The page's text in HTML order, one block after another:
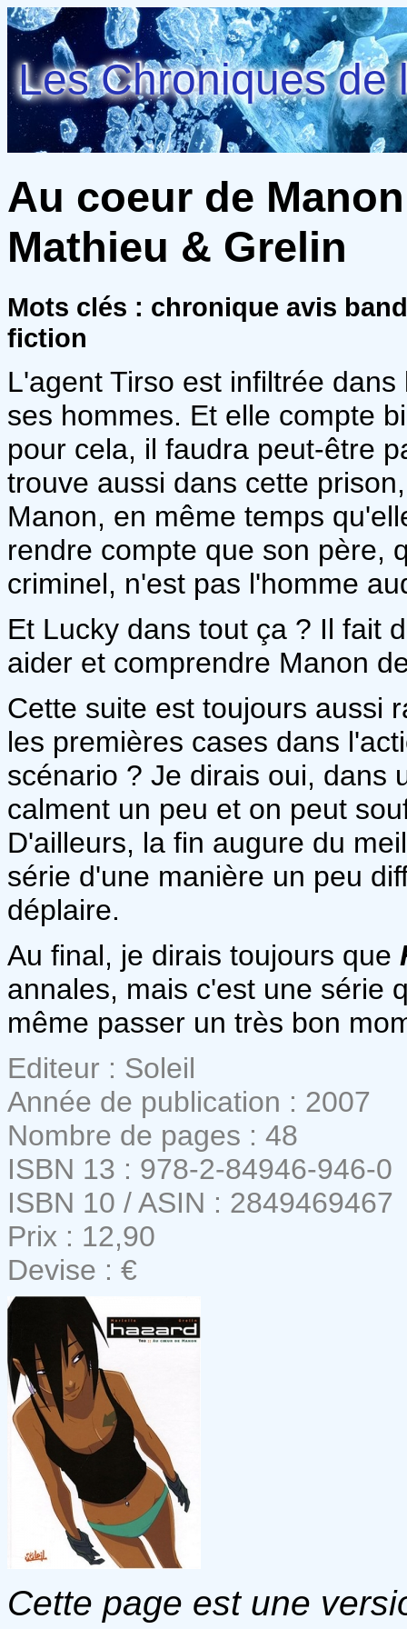
Les Chroniques de
Au coeur de
Mathieu & Grelin
Mots clés : chronique avis
fiction
L'agent Tirso est infiltrée
ses hommes. Et elle compte
pour cela, il faudra peut-être
trouve aussi dans cette
Manon, en même temps
rendre compte que son père,
criminel, n'est pas l'homme
Et Lucky dans tout ça ? Il fait
aider et comprendre Manon
Cette suite est toujours aussi
les premières cases dans
scénario ? Je dirais oui, dans
calment un peu et on peut
D'ailleurs, la fin augure du
série d'une manière un peu
déplaire.
Au final, je dirais toujours que
annales, mais c'est une série
même passer un très bon
Editeur : Soleil
Année de publication : 2007
Nombre de pages : 48
ISBN 13 : 978-2-84946-946-0
ISBN 10 / ASIN : 2849469467
Prix : 12,90
Devise : €
Cette page est une